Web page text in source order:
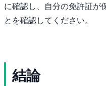
に確認し、自分の免許証が
とを確認してください。
結論